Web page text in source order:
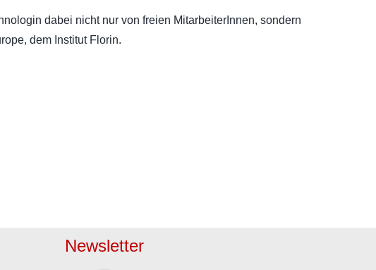
Abfüll- und Dosiertechnik
dabei nicht nur von freien MitarbeiterInnen, sondern
dem Institut Florin.
Newsletter